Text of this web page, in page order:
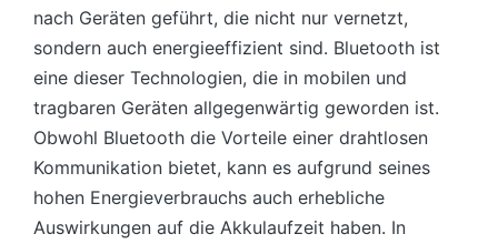
nach Geräten geführt, die nicht nur vernetzt,
sondern auch energieeffizient sind. Bluetooth ist
eine dieser Technologien, die in mobilen und
tragbaren Geräten allgegenwärtig geworden ist.
Obwohl Bluetooth die Vorteile einer drahtlosen
Kommunikation bietet, kann es aufgrund seines
hohen Energieverbrauchs auch erhebliche
Auswirkungen auf die Akkulaufzeit haben. In